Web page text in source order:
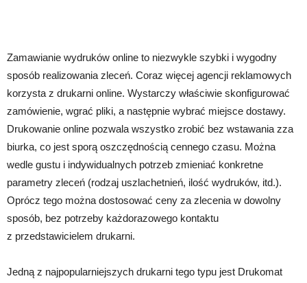
Zamawianie wydruków online to niezwykle szybki i wygodny
sposób realizowania zleceń. Coraz więcej agencji reklamowych
korzysta z drukarni online. Wystarczy właściwie skonfigurować
zamówienie, wgrać pliki, a następnie wybrać miejsce dostawy.
Drukowanie online pozwala wszystko zrobić bez wstawania zza
biurka, co jest sporą oszczędnością cennego czasu. Można
wedle gustu i indywidualnych potrzeb zmieniać konkretne
parametry zleceń (rodzaj uszlachetnień, ilość wydruków, itd.).
Oprócz tego można dostosować ceny za zlecenia w dowolny
sposób, bez potrzeby każdorazowego kontaktu
z przedstawicielem drukarni.
Jedną z najpopularniejszych drukarni tego typu jest Drukomat